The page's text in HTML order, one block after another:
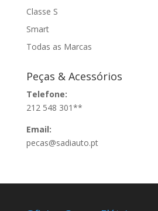
Classe S
Smart
Todas as Marcas
Peças & Acessórios
Telefone:
212 548 301**
Email:
pecas@sadiauto.pt